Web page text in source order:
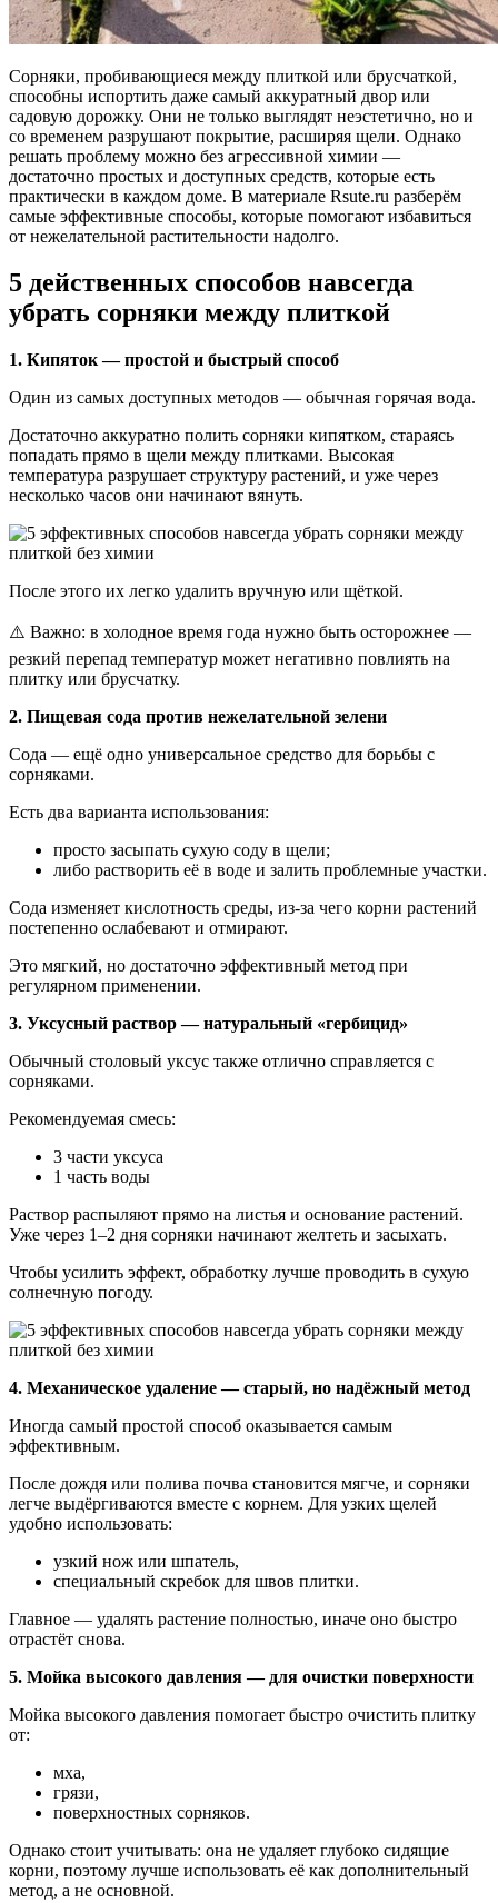
Сорняки, пробивающиеся между плиткой или брусчаткой,
способны испортить даже самый аккуратный двор или
садовую дорожку. Они не только выглядят неэстетично, но и
со временем разрушают покрытие, расширяя щели. Однако
решать проблему можно без агрессивной химии —
достаточно простых и доступных средств, которые есть
практически в каждом доме. В материале Rsute.ru разберём
самые эффективные способы, которые помогают избавиться
от нежелательной растительности надолго.
5 действенных способов навсегда
убрать сорняки между плиткой
1. Кипяток — простой и быстрый способ
Один из самых доступных методов — обычная горячая вода.
Достаточно аккуратно полить сорняки кипятком, стараясь
попадать прямо в щели между плитками. Высокая
температура разрушает структуру растений, и уже через
несколько часов они начинают вянуть.
После этого их легко удалить вручную или щёткой.
⚠️ Важно: в холодное время года нужно быть осторожнее —
резкий перепад температур может негативно повлиять на
плитку или брусчатку.
2. Пищевая сода против нежелательной зелени
Сода — ещё одно универсальное средство для борьбы с
сорняками.
Есть два варианта использования:
просто засыпать сухую соду в щели;
либо растворить её в воде и залить проблемные участки.
Сода изменяет кислотность среды, из-за чего корни растений
постепенно ослабевают и отмирают.
Это мягкий, но достаточно эффективный метод при
регулярном применении.
3. Уксусный раствор — натуральный «гербицид»
Обычный столовый уксус также отлично справляется с
сорняками.
Рекомендуемая смесь:
3 части уксуса
1 часть воды
Раствор распыляют прямо на листья и основание растений.
Уже через 1–2 дня сорняки начинают желтеть и засыхать.
Чтобы усилить эффект, обработку лучше проводить в сухую
солнечную погоду.
4. Механическое удаление — старый, но надёжный метод
Иногда самый простой способ оказывается самым
эффективным.
После дождя или полива почва становится мягче, и сорняки
легче выдёргиваются вместе с корнем. Для узких щелей
удобно использовать:
узкий нож или шпатель,
специальный скребок для швов плитки.
Главное — удалять растение полностью, иначе оно быстро
отрастёт снова.
5. Мойка высокого давления — для очистки поверхности
Мойка высокого давления помогает быстро очистить плитку
от:
мха,
грязи,
поверхностных сорняков.
Однако стоит учитывать: она не удаляет глубоко сидящие
корни, поэтому лучше использовать её как дополнительный
метод, а не основной.